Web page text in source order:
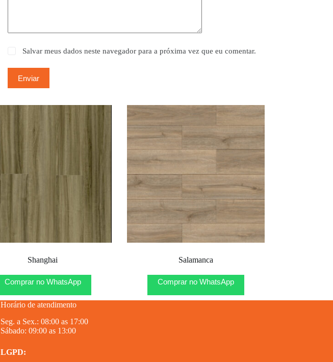
Salvar meus dados neste navegador para a próxima vez que eu comentar.
Enviar
Shanghai
Comprar no WhatsApp
Salamanca
Comprar no WhatsApp
Horário de atendimento
Seg. a Sex.: 08:00 as 17:00
Sábado: 09:00 as 13:00
LGPD: